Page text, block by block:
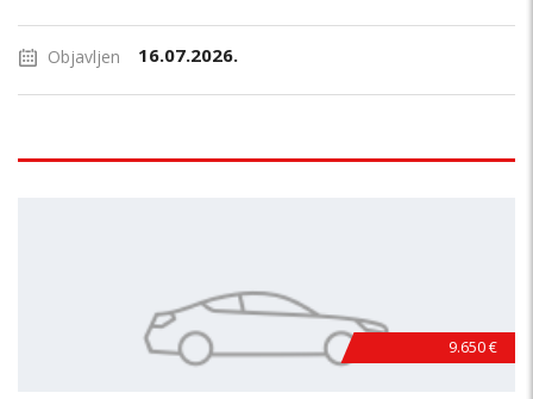
Objavljen 16.07.2026.
9.650 €